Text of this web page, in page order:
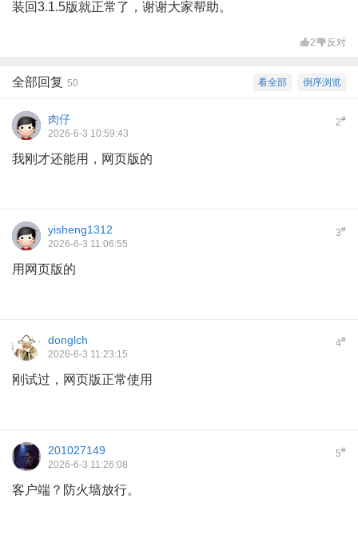
装回3.1.5版就正常了，谢谢大家帮助。
2 反对
倒序浏览
看全部
全部回复 50
2#
肉仔
2026-6-3 10:59:43
我刚才还能用，网页版的
3#
yisheng1312
2026-6-3 11:06:55
用网页版的
4#
donglch
2026-6-3 11:23:15
刚试过，网页版正常使用
5#
201027149
2026-6-3 11:26:08
客户端？防火墙放行。